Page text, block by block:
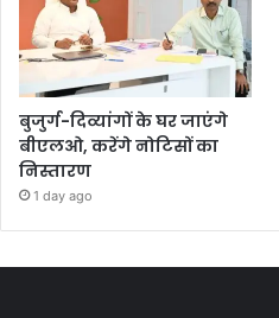
बुजुर्ग-दिव्यांगों के घर जाएंगे
बीएलओ, करेंगे नोटिसों का
निस्तारण
1 day ago